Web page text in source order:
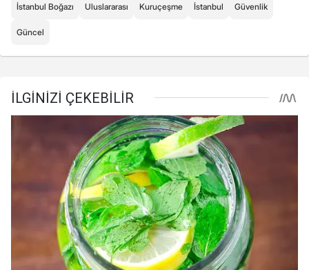
İstanbul Boğazı Uluslararası Kuruçeşme İstanbul Güvenlik
Güncel